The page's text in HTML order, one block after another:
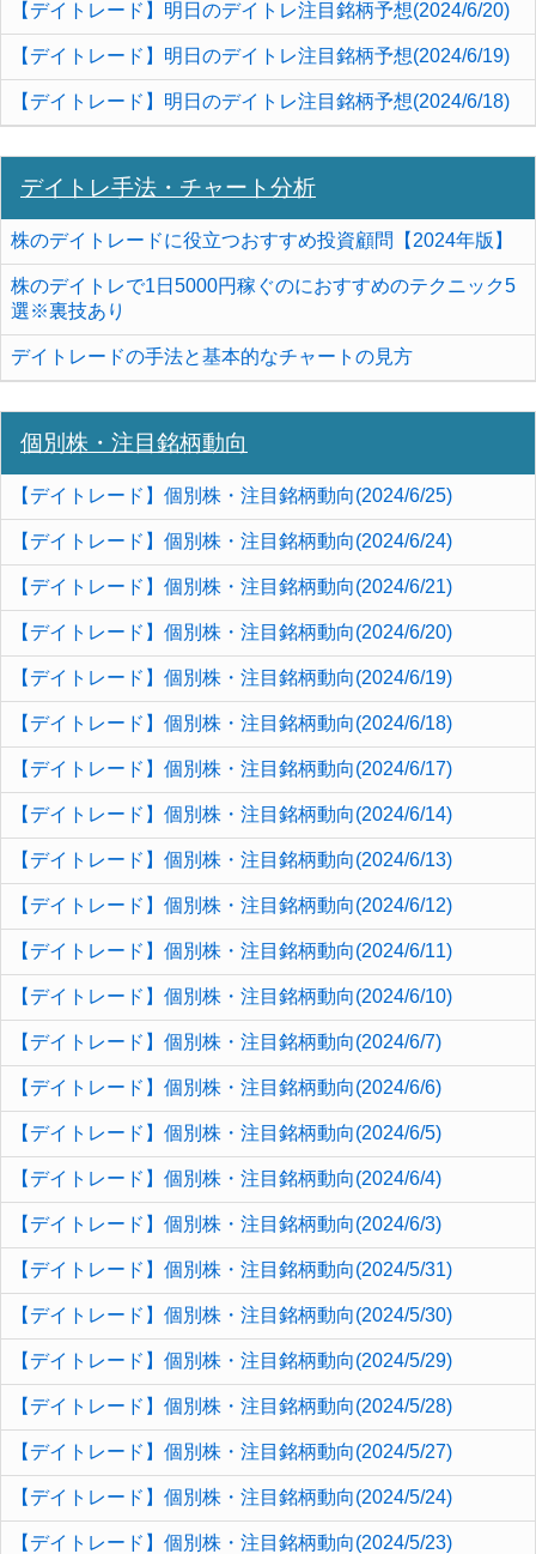
【デイトレード】明日のデイトレ注目銘柄予想(2024/6/20)
【デイトレード】明日のデイトレ注目銘柄予想(2024/6/19)
【デイトレード】明日のデイトレ注目銘柄予想(2024/6/18)
デイトレ手法・チャート分析
株のデイトレードに役立つおすすめ投資顧問【2024年版】
株のデイトレで1日5000円稼ぐのにおすすめのテクニック5
選※裏技あり
デイトレードの手法と基本的なチャートの見方
個別株・注目銘柄動向
【デイトレード】個別株・注目銘柄動向(2024/6/25)
【デイトレード】個別株・注目銘柄動向(2024/6/24)
【デイトレード】個別株・注目銘柄動向(2024/6/21)
【デイトレード】個別株・注目銘柄動向(2024/6/20)
【デイトレード】個別株・注目銘柄動向(2024/6/19)
【デイトレード】個別株・注目銘柄動向(2024/6/18)
【デイトレード】個別株・注目銘柄動向(2024/6/17)
【デイトレード】個別株・注目銘柄動向(2024/6/14)
【デイトレード】個別株・注目銘柄動向(2024/6/13)
【デイトレード】個別株・注目銘柄動向(2024/6/12)
【デイトレード】個別株・注目銘柄動向(2024/6/11)
【デイトレード】個別株・注目銘柄動向(2024/6/10)
【デイトレード】個別株・注目銘柄動向(2024/6/7)
【デイトレード】個別株・注目銘柄動向(2024/6/6)
【デイトレード】個別株・注目銘柄動向(2024/6/5)
【デイトレード】個別株・注目銘柄動向(2024/6/4)
【デイトレード】個別株・注目銘柄動向(2024/6/3)
【デイトレード】個別株・注目銘柄動向(2024/5/31)
【デイトレード】個別株・注目銘柄動向(2024/5/30)
【デイトレード】個別株・注目銘柄動向(2024/5/29)
【デイトレード】個別株・注目銘柄動向(2024/5/28)
【デイトレード】個別株・注目銘柄動向(2024/5/27)
【デイトレード】個別株・注目銘柄動向(2024/5/24)
【デイトレード】個別株・注目銘柄動向(2024/5/23)